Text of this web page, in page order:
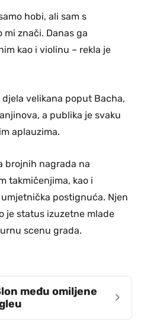
hobi, ali sam s
znači. Danas ga
kao i violinu – rekla je
velikana poput Bacha,
a publika je svaku
aplauzima.
brojnih nagrada na
takmičenjima, kao i
postignuća. Njen
je status izuzetne mlade
scenu grada.
među omiljene
›